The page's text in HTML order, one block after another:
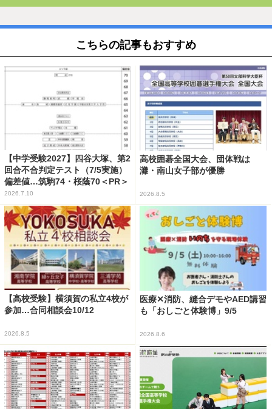
こちらの記事もおすすめ
【中学受験2027】四谷大塚、第2
回合不合判定テスト（7/5実施）
偏差値…筑駒74・桜蔭70＜PR＞
2026.7.10
高校囲碁全国大会、団体戦は
灘・南山女子部が優勝
2026.8.5
【高校受験】横須賀の私立4校が
参加…合同相談会10/12
2026.8.5
医療✕消防、縫合デモやAED講習
も「おしごと体験博」9/5
2026.8.6